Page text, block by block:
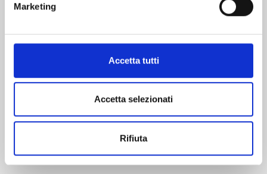
Marketing
Accetta tutti
Accetta selezionati
Rifiuta
Mostra tutto